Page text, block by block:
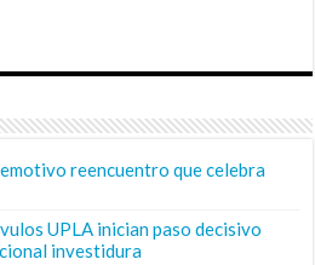
reencuentro que celebra
UPLA inician paso decisivo
investidura